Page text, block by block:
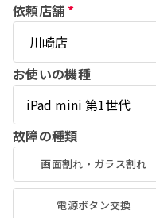
依頼店舗 *
お使いの機種
故障の種類
画面割れ・ガラス割れ
電源ボタン交換